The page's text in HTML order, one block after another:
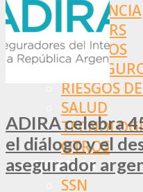
ASISTENCIA
BROKERS
SEGUROS
RIESGOS
SALUD
OTROS
NORMAS
SSN
ADIRA celebra
el diálogo y el
asegurador